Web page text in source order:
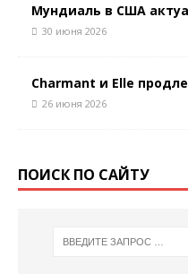
Мундиаль в США
30 июня 2026
Charmant и Elle
26 июня 2026
ПОИСК ПО САЙТУ